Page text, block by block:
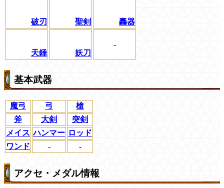
破刃 聖剣 轟器
天錘 妖刀
-
基本武器
魔弓 弓
槍
斧
大剣
突剣
メイス ハンマー ロッド
ワンド
- -
アクセ・メダル情報